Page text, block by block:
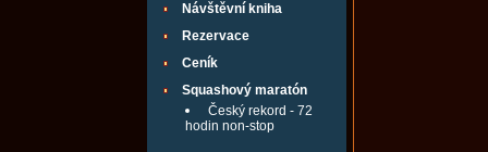
Návštěvní kniha
Rezervace
Ceník
Squashový maratón
Český rekord - 72
hodin non-stop